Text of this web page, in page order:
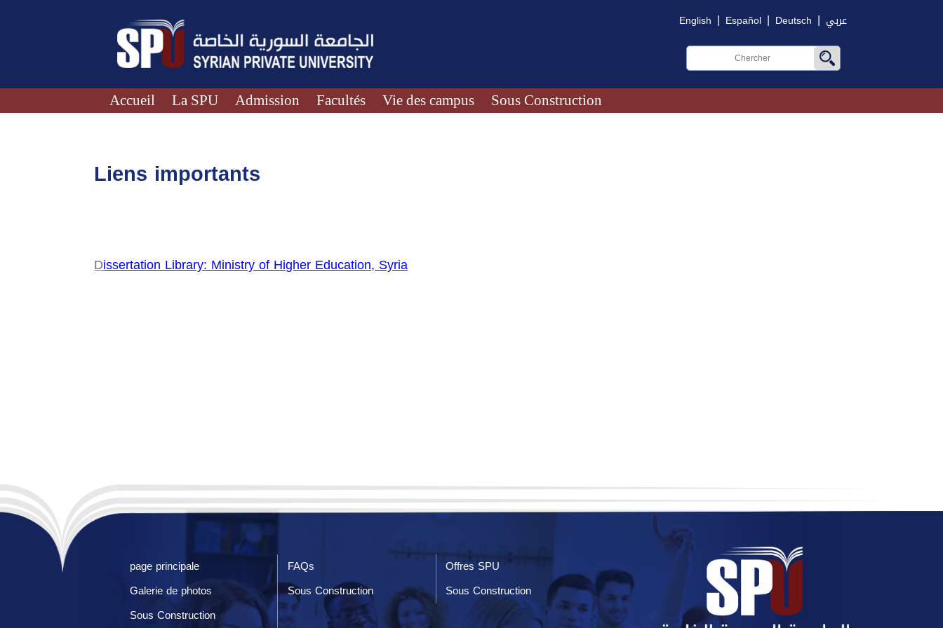
English | Español | Deutsch | عربي
Accueil La SPU Admission Facultés Vie des campus Sous Construction
Liens importants
Dissertation Library: Ministry of Higher Education, Syria
page principale FAQs
Offres SPU
Galerie de photos
Sous Construction
Sous Construction
Sous Construction